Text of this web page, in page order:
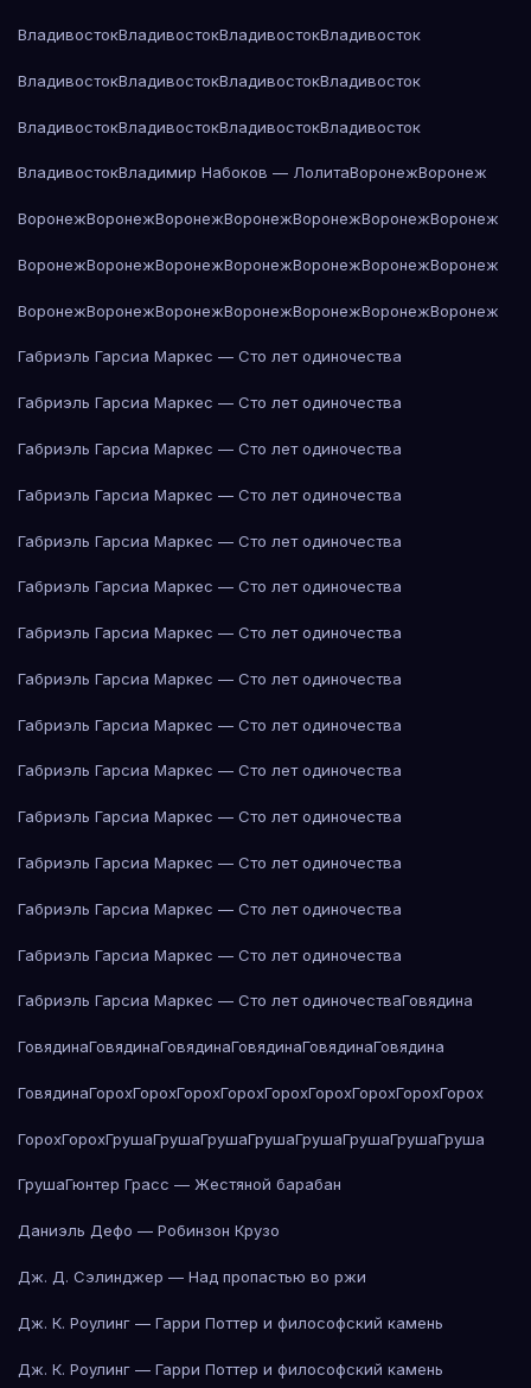
ВладивостокВладивостокВладивостокВладивосток
ВладивостокВладивостокВладивостокВладивосток
ВладивостокВладивостокВладивостокВладивосток
ВладивостокВладимир Набоков — ЛолитаВоронежВоронеж
ВоронежВоронежВоронежВоронежВоронежВоронежВоронеж
ВоронежВоронежВоронежВоронежВоронежВоронежВоронеж
ВоронежВоронежВоронежВоронежВоронежВоронежВоронеж
Габриэль Гарсиа Маркес — Сто лет одиночества
Габриэль Гарсиа Маркес — Сто лет одиночества
Габриэль Гарсиа Маркес — Сто лет одиночества
Габриэль Гарсиа Маркес — Сто лет одиночества
Габриэль Гарсиа Маркес — Сто лет одиночества
Габриэль Гарсиа Маркес — Сто лет одиночества
Габриэль Гарсиа Маркес — Сто лет одиночества
Габриэль Гарсиа Маркес — Сто лет одиночества
Габриэль Гарсиа Маркес — Сто лет одиночества
Габриэль Гарсиа Маркес — Сто лет одиночества
Габриэль Гарсиа Маркес — Сто лет одиночества
Габриэль Гарсиа Маркес — Сто лет одиночества
Габриэль Гарсиа Маркес — Сто лет одиночества
Габриэль Гарсиа Маркес — Сто лет одиночества
Габриэль Гарсиа Маркес — Сто лет одиночестваГовядина
ГовядинаГовядинаГовядинаГовядинаГовядинаГовядина
ГовядинаГорохГорохГорохГорохГорохГорохГорохГорохГорох
ГорохГорохГрушаГрушаГрушаГрушаГрушаГрушаГрушаГруша
ГрушаГюнтер Грасс — Жестяной барабан
Даниэль Дефо — Робинзон Крузо
Дж. Д. Сэлинджер — Над пропастью во ржи
Дж. К. Роулинг — Гарри Поттер и философский камень
Дж. К. Роулинг — Гарри Поттер и философский камень